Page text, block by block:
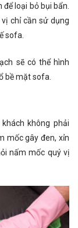
loại bỏ bụi bẩn.
chỉ cần sử dụng
sofa.
sẽ có thể hình
bề mặt sofa.
không phải
mốc gây đen, xỉn
nấm mốc quý vị